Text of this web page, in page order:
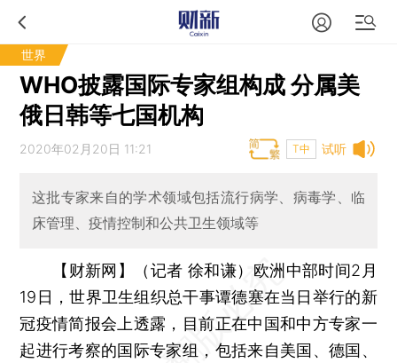
世界
WHO披露国际专家组构成 分属美
俄日韩等七国机构
试听
2020年02月20日 11:21 T中
这批专家来自的学术领域包括流行病学、病毒学、临
床管理、疫情控制和公共卫生领域等
【财新网】（记者 徐和谦） 欧洲中部时间2月
19日，世界卫生组织总干事谭德塞在当日举行的新
冠疫情简报会上透露，目前正在中国和中方专家一
起进行考察的国际专家组，包括来自美国、德国、